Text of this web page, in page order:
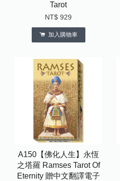
Tarot
NT$ 929
加入購物車
A150【佛化人生】永恆
之塔羅 Ramses Tarot Of
Eternity 贈中文翻譯電子